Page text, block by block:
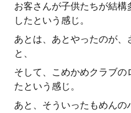
お客さんが子供たちが結構
したという感じ。
あとは、あとやったのが
と、
そして、こめかめクラブ
たという感じ。
あと、そういったもめん